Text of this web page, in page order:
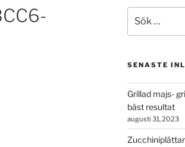
efter:
SENASTE
Grillad majs-
bäst resultat
augusti 31, 2023